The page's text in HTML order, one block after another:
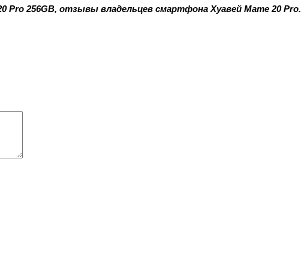
Pro 256GB, отзывы владельцев смартфона Хуавей Мате 20 Pro.